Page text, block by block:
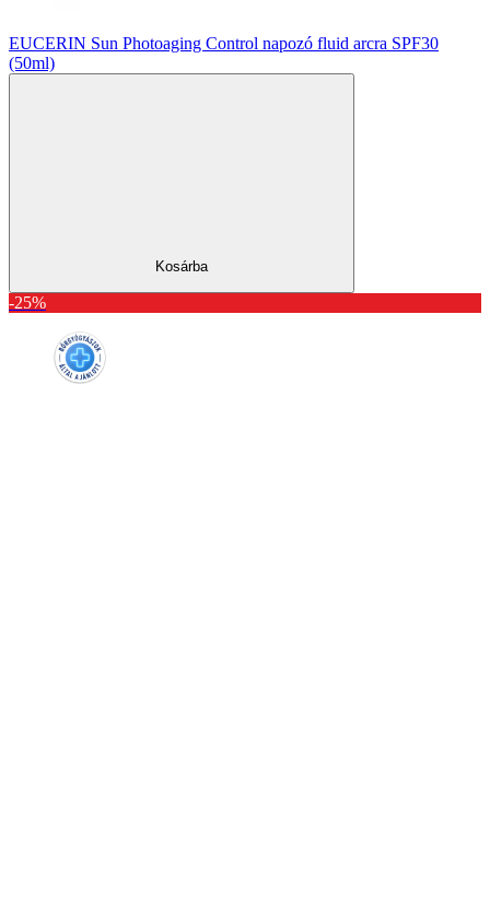
EUCERIN Sun Photoaging Control napozó fluid arcra SPF30
(50ml)
Kosárba
-25%